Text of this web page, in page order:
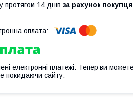
протягом 14 днів за рахунок покупця
електронні платежі. Тепер ви
покидаючи сайту.